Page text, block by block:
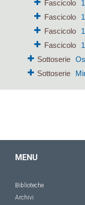
Fascicolo
Fascicolo
Fascicolo
Fascicolo
Sottoserie
Sottoserie
MENU
Biblioteche
Archivi